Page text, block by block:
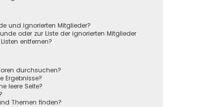
und ignorierten Mitglieder?
oder zur Liste der ignorierten Mitglieder
entfernen?
durchsuchen?
Ergebnisse?
leere Seite?
Themen finden?